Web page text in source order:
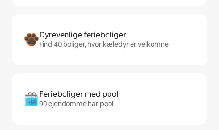
Dyrevenlige ferieboliger
Find 40 boliger, hvor kæledyr er velkomne
Ferieboliger med pool
90 ejendomme har pool